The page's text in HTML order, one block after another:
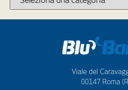
Viale del
00147 Roma